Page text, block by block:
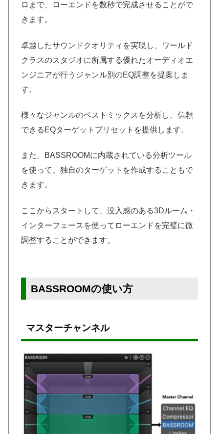
ロまで、ローエンドを数秒で完成させることがで
きます。
卓越したサウンドクオリティを実現し、ワールド
クラスのスタジオに所属する優れたオーディオエ
ンジニアが行うジャンル別のEQ調整を提案しま
す。
様々なジャンルのベストミックスを分析し、信頼
できるEQターゲットプリセットを提供します。
また、BASSROOMに内蔵されている分析ツール
を使って、独自のターゲットを作成することもで
きます。
ここからスタートして、没入感のある3Dルーム・
インターフェースを使ってローエンドを完璧に微
調整することができます。
BASSROOMの使い方
マスターチャンネル